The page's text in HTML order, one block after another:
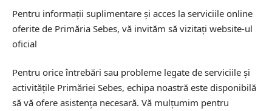
Pentru informații suplimentare și acces la serviciile online
oferite de Primăria Sebes, vă invităm să vizitați website-ul
oficial
Pentru orice întrebări sau probleme legate de serviciile și
activitățile Primăriei Sebes, echipa noastră este disponibilă
să vă ofere asistența necesară. Vă mulțumim pentru